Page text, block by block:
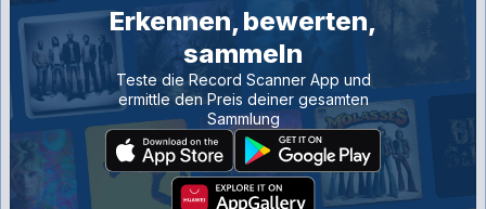
Erkennen, bewerten,
sammeln
Teste die Record Scanner App und
ermittle den Preis deiner gesamten
Sammlung